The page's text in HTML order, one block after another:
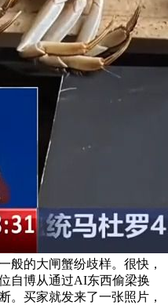
般的大闸蟹纷歧样。很快，
自博从通过AI东西偷梁换
。买家就发来了一张照片，